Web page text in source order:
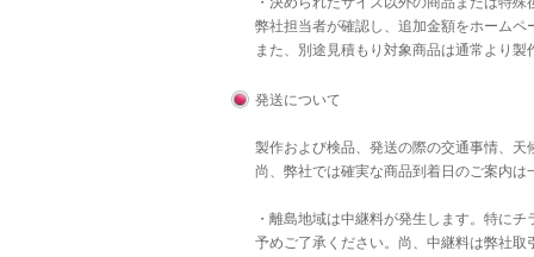
弊社担当者が確認し、追加金額をホーム
また、別途見積もり対象商品は通常より
発送について
製作および検品、発送の際の交通事情、
尚、弊社では確実な商品到着日のご案内
・離島地域は中継料が発生します。特に
予めご了承ください。尚、中継料は弊社